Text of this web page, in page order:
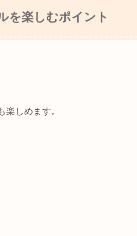
を楽しむポイント
しめます。